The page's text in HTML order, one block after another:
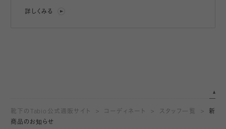
詳しくみる
靴下のTabio公式通販サイト コーディネート スタッフ一覧
新
商品のお知らせ